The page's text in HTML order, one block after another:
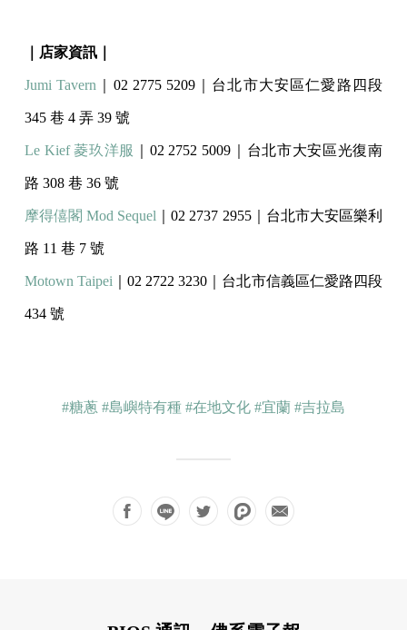
｜店家資訊｜
Jumi Tavern ｜02 2775 5209｜台北市大安區仁愛路四段
345 巷 4 弄 39 號
Le Kief 菱玖洋服 ｜02 2752 5009｜台北市大安區光復南
路 308 巷 36 號
摩得僖閣 Mod Sequel ｜02 2737 2955｜台北市大安區樂利
路 11 巷 7 號
Motown Taipei ｜02 2722 3230｜台北市信義區仁愛路四段
434 號
#糖蔥 #島嶼特有種 #在地文化 #宜蘭 #吉拉島